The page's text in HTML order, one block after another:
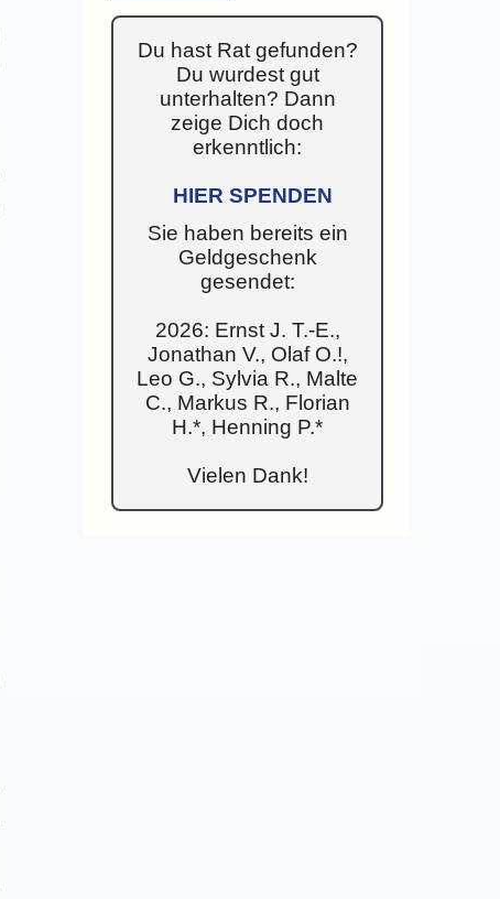
Du hast Rat gefunden?
Du wurdest gut
unterhalten? Dann
zeige Dich doch
erkenntlich:
HIER SPENDEN
Sie haben bereits ein
Geldgeschenk
gesendet:
2026: Ernst J. T.-E.,
Jonathan V., Olaf O.!,
Leo G., Sylvia R., Malte
C., Markus R., Florian
H.*, Henning P.*
Vielen Dank!